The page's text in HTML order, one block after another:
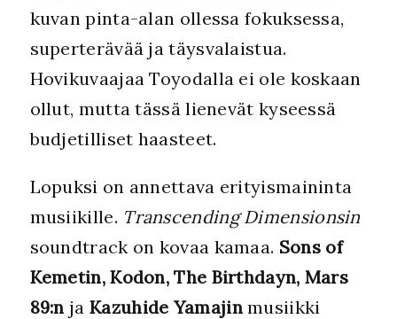
kuvan pinta-alan ollessa fokuksessa,
superterävää ja täysvalaistua.
Hovikuvaajaa Toyodalla ei ole koskaan
ollut, mutta tässä lienevät kyseessä
budjetilliset haasteet.
Lopuksi on annettava erityismaininta
musiikille. Transcending Dimensionsin
soundtrack on kovaa kamaa. Sons of
Kemetin, Kodon, The Birthdayn, Mars
89:n ja Kazuhide Yamajinmusiikki